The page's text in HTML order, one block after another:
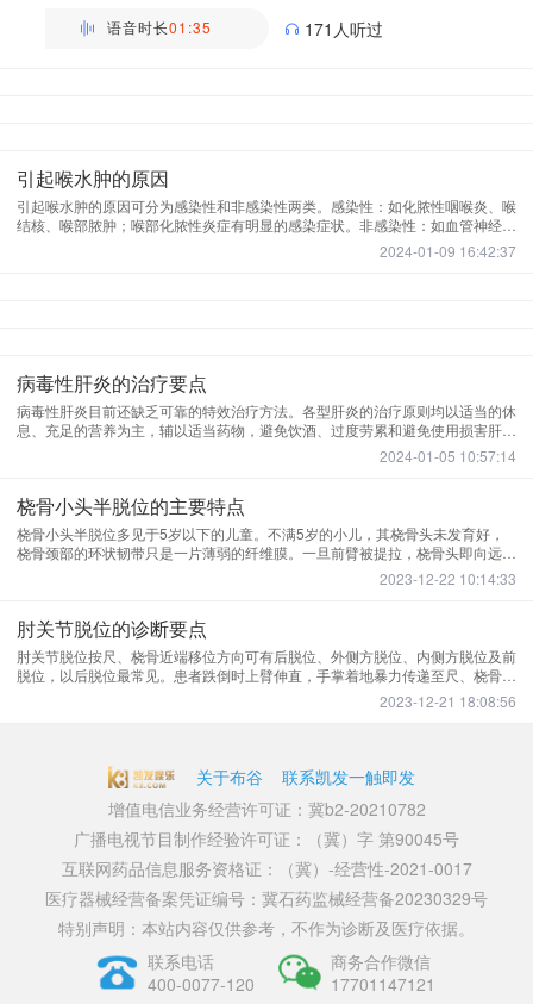
于咳嗽咳痰：通常根据情况来选择方案。如果干咳为主，可以使用镇咳药物，比
语音时长01:35 171人听过
引起喉水肿的原因
引起喉水肿的原因可分为感染性和非感染性两类。感染性：如化脓性咽喉炎、喉
结核、喉部脓肿；喉部化脓性炎症有明显的感染症状。非感染性：如血管神经性
水肿、药物过敏(碘剂、阿司匹林等)、喉部外伤、异物损伤刺激(气管插管)、高
热蒸气或强烈化学气体(氯气、光气、氨气、二氧化硫等)刺激、腐蚀剂(高浓度高
2024-01-09 16:42:37
病毒性肝炎的治疗要点
病毒性肝炎目前还缺乏可靠的特效治疗方法。各型肝炎的治疗原则均以适当的休
息、充足的营养为主，辅以适当药物，避免饮酒、过度劳累和避免使用损害肝脏
2024-01-05 10:57:14
桡骨小头半脱位的主要特点
桡骨小头半脱位多见于5岁以下的儿童。不满5岁的小儿，其桡骨头未发育好，
桡骨颈部的环状韧带只是一片薄弱的纤维膜。一旦前臂被提拉，桡骨头即向远端
滑移，恢复原位时，环状韧带的上半部不及退缩，卡压在肱桡关节内，称为桡骨
小头半脱位。有上肢被牵拉的病史，通常是年轻的父母领着小儿上街，小儿的上
立刻出现的症状。
2023-12-22 10:14:33
肘关节脱位的诊断要点
肘关节脱位按尺、桡骨近端移位方向可有后脱位、外侧方脱位、内侧方脱位及前
脱位，以后脱位最常见。患者跌倒时上臂伸直，手掌着地暴力传递至尺、桡骨上
端，尺骨鹰嘴突处产生杠杆作用，使尺、桡骨近端脱向肱骨远端的后方。肘关节
的前半部关节囊通常有撕裂，肱肌也有不同程度的撕裂，一般还伴有侧副韧带损
2023-12-21 18:08:56
关于布谷
联系凯发一触即发
增值电信业务经营许可证：冀b2-20210782
广播电视节目制作经验许可证：（冀）字 第90045号
互联网药品信息服务资格证：（冀）-经营性-2021-0017
医疗器械经营备案凭证编号：冀石药监械经营备20230329号
特别声明：本站内容仅供参考，不作为诊断及医疗依据。
联系电话
400-0077-120
商务合作微信
17701147121